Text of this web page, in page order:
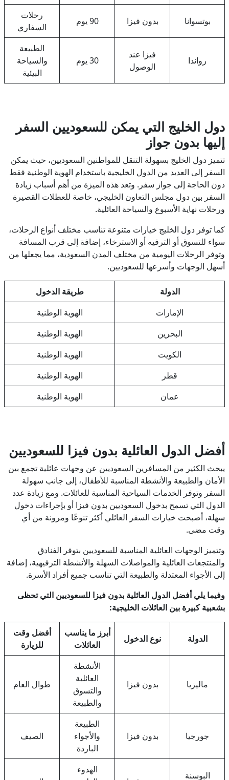
بوتسوانا بدون فيزا 90 يوم
رحلات
السفاري
رواندا
فيزا عند
الوصول
30 يوم
الطبيعة
والسياحة
البيئية
دول الخليج التي يمكن للسعوديين السفر
إليها بدون جواز
تتميز دول الخليج بسهولة التنقل للمواطنين السعوديين، حيث يمكن
السفر إلى العديد من الدول الخليجية باستخدام الهوية الوطنية فقط
دون الحاجة إلى جواز سفر. وتعد هذه الميزة من أهم أسباب زيادة
السفر بين دول مجلس التعاون الخليجي، خاصة للعطلات القصيرة
ورحلات نهاية الأسبوع والسياحة العائلية.
كما توفر دول الخليج خيارات متنوعة تناسب مختلف أنواع الرحلات،
سواء للتسوق أو الترفيه أو الاسترخاء، إضافة إلى قرب المسافة
وتوفر الرحلات اليومية من مختلف المدن السعودية، مما يجعلها من
أسهل الوجهات وأسرعها للسعوديين.
الدولة
طريقة الدخول
الإمارات
الهوية الوطنية
البحرين
الهوية الوطنية
الكويت
الهوية الوطنية
قطر
الهوية الوطنية
عمان
الهوية الوطنية
أفضل الدول العائلية بدون فيزا للسعوديين
يبحث الكثير من المسافرين السعوديين عن وجهات عائلية تجمع بين
الأمان والطبيعة والأنشطة المناسبة للأطفال، إلى جانب سهولة
السفر وتوفر الخدمات السياحية المناسبة للعائلات. ومع زيادة عدد
الدول التي تسمح بدخول السعوديين بدون فيزا أو بإجراءات دخول
سهلة، أصبحت خيارات السفر العائلي أكثر تنوعًا ومرونة من أي
وقت مضى.
وتتميز الوجهات العائلية المناسبة للسعوديين بتوفر الفنادق
والمنتجعات العائلية والمواصلات السهلة والأنشطة الترفيهية، إضافة
إلى الأجواء المعتدلة والطبيعة التي تناسب جميع أفراد الأسرة.
وفيما يلي أفضل الدول العائلية بدون فيزا للسعوديين التي تحظى
بشعبية كبيرة بين العائلات الخليجية:
الدولة نوع الدخول
أبرز ما يناسب
العائلات
أفضل وقت
للزيارة
ماليزيا بدون فيزا
الأنشطة
العائلية
والتسوق
والطبيعة
طوال العام
جورجيا بدون فيزا
الطبيعة
والأجواء
الباردة
الصيف
البوسنة
الهدوء